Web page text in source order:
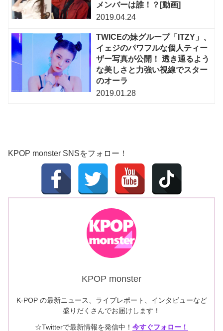
メンバーは誰！？[動画]
2019.04.24
TWICEの妹グループ「ITZY」、
イェジのパワフルな個人ティー
ザー写真が公開！ 透き通るよう
な美しさと力強い視線でスター
のオーラ
2019.01.28
KPOP monster SNSをフォロー！
KPOP monster
K-POP の最新ニュース、ライブレポート、インタビューなど
盛りだくさんでお届けします！
☆Twitterで最新情報を発信中！ 今すぐフォロー！